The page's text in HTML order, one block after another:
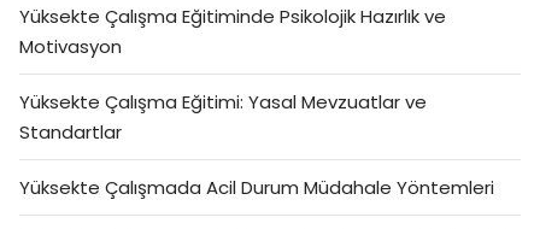
Yüksekte Çalışma Eğitiminde Psikolojik Hazırlık ve
Motivasyon
Yüksekte Çalışma Eğitimi: Yasal Mevzuatlar ve
Standartlar
Yüksekte Çalışmada Acil Durum Müdahale Yöntemleri